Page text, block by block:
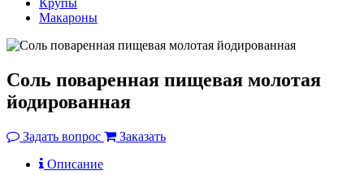
Макароны
Соль поваренная пищевая молотая
йодированная
Задать вопрос
Заказать
Описание